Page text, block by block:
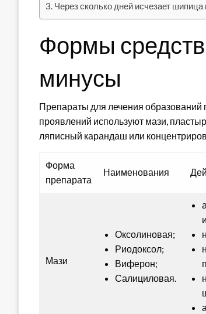
Через сколько дней исчезает
Формы
минусы
Препараты для лечения
проявлений используют мази,
ляписный карандаш или
Форма
препарата
Наименования
Мази
Оксолиновая;
Риодоксол;
Виферон;
Салициловая.